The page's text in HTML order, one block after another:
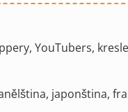
YouTubers,
japonština,